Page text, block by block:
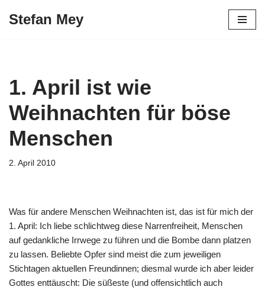
Stefan Mey
1. April ist wie
Weihnachten für böse
Menschen
2. April 2010
Was für andere Menschen Weihnachten ist, das ist für mich der
1. April: Ich liebe schlichtweg diese Narrenfreiheit, Menschen
auf gedankliche Irrwege zu führen und die Bombe dann platzen
zu lassen. Beliebte Opfer sind meist die zum jeweiligen
Stichtagen aktuellen Freundinnen; diesmal wurde ich aber leider
Gottes enttäuscht: Die süßeste (und offensichtlich auch